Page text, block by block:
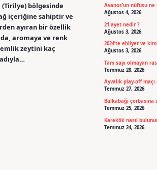
bölgesinde
içeriğine sahiptir ve
ayıran bir özellik
aromaya ve renk
zeytini kaç
Avanos’un nüfusu ne
Ağustos 4, 2026
21 ayet nedir ?
Ağustos 3, 2026
2024’te ehliyet ve
Ağustos 3, 2026
Tam sayı olmayan
Temmuz 28, 2026
Ayvalık play-off maçı
Temmuz 27, 2026
Balkabağı
Temmuz 25, 2026
Karekök nasıl
Temmuz 24, 2026